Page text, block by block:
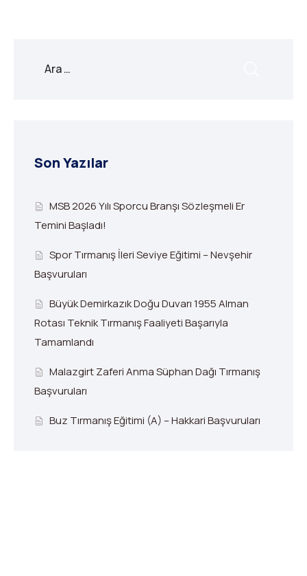
Son Yazılar
MSB 2026 Yılı Sporcu Branşı Sözleşmeli Er
Temini Başladı!
Spor Tırmanış İleri Seviye Eğitimi – Nevşehir
Başvuruları
Büyük Demirkazık Doğu Duvarı 1955 Alman
Rotası Teknik Tırmanış Faaliyeti Başarıyla
Tamamlandı
Malazgirt Zaferi Anma Süphan Dağı Tırmanış
Başvuruları
Buz Tırmanış Eğitimi (A) – Hakkari Başvuruları